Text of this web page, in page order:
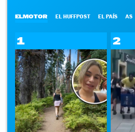
ELMOTOR EL HUFFPOST EL PAÍS AS
1 2